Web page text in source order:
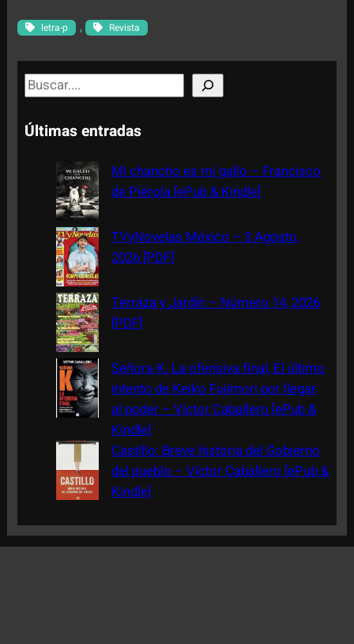
letra-p , Revista
S
e
a
Últimas entradas
Mi chancho es mi gallo – Francisco
de Piérola [ePub & Kindle]
TVyNovelas México – 3 Agosto,
2026 [PDF]
Terraza y Jardín – Número 14, 2026
[PDF]
Señora K. La ofensiva final, El último
intento de Keiko Fujimori por llegar
al poder – Víctor Caballero [ePub &
Kindle]
Castillo: Breve historia del Gobierno
del pueblo – Víctor Caballero [ePub &
Kindle]